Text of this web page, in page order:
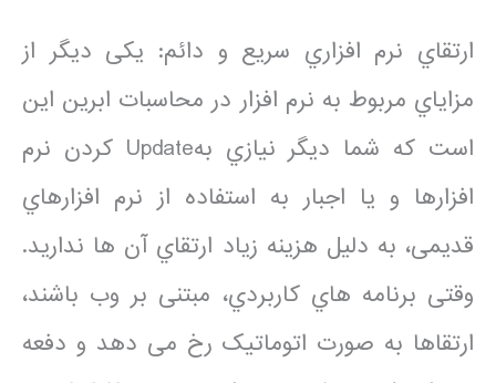
ارتقاي نرم افزاري سریع و دائم: یکی دیگر از
مزایاي مربوط به نرم افزار در محاسبات ابرین این
است که شما دیگر نیازي بهUpdate کردن نرم
افزارها و یا اجبار به استفاده از نرم افزارهاي
قدیمی، به دلیل هزینه زیاد ارتقاي آن ها ندارید.
وقتی برنامه هاي کاربردي، مبتنی بر وب باشند،
ارتقاها به صورت اتوماتیک رخ می دهد و دفعه